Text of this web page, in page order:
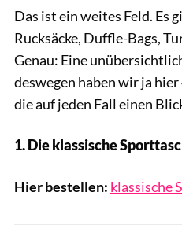
Das ist ein weites Feld. Es
Rucksäcke, Duffle-Bags,
Genau: Eine
deswegen haben wir ja
die auf jeden Fall einen
1. Die klassische
Hier bestellen: klassische